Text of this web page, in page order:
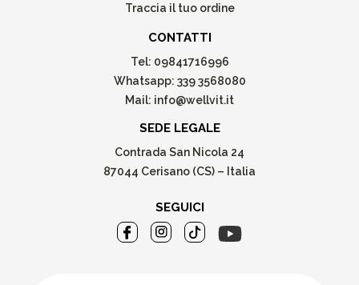
Traccia il tuo ordine
CONTATTI
Tel: 09841716996
Whatsapp: 339 3568080
Mail: info@wellvit.it
SEDE LEGALE
Contrada San Nicola 24
87044 Cerisano (CS) – Italia
SEGUICI